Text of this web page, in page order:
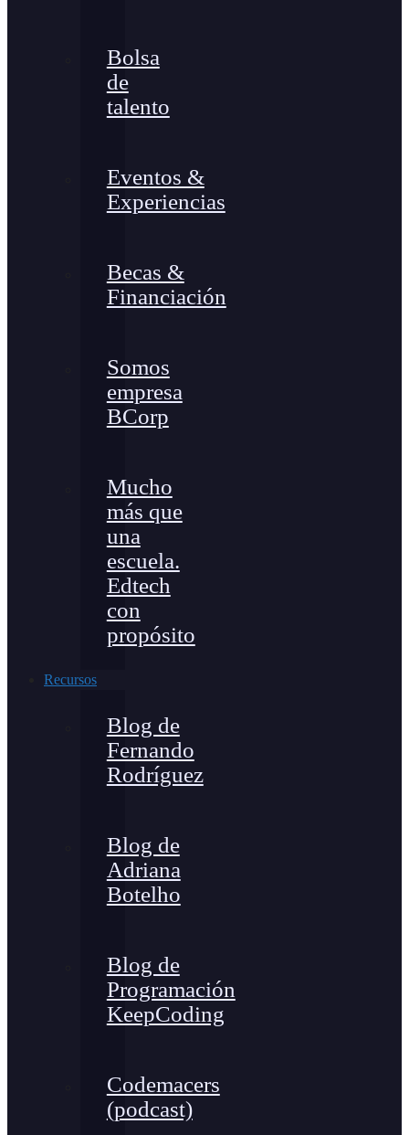
Bolsa
de
talento
Eventos &
Experiencias
Becas &
Financiación
Somos
empresa
BCorp
Mucho
más que
una
escuela.
Edtech
con
propósito
Recursos
Blog de
Fernando
Rodríguez
Blog de
Adriana
Botelho
Blog de
Programación
KeepCoding
Codemacers
(podcast)